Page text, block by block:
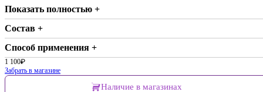
Показать полностью +
Состав +
Способ применения +
1 100₽
Забрать в магазине
Наличие в магазинах